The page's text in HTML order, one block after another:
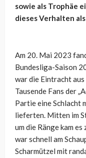
sowie als Trophäe
dieses Verhalten
Am 20. Mai 2023
Bundesliga-Saison
war die Eintracht
Tausende Fans der
Partie eine Schlacht
lieferten. Mitten im
um die Ränge kam
war schnell am
Scharmützel mit